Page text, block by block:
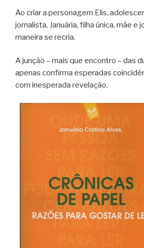
Ao criar a personagem Elis,
jornalista, Januária, filha única, mãe e
maneira se recria.
A junção – mais que encontro – das
apenas confirma esperadas
com inesperada revelação.